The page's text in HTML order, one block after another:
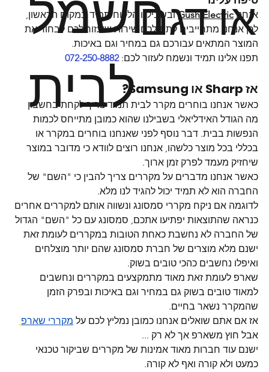
או דגם
לבית
אנחנו Gush Electric ובשבילנו הלקוח תמיד במקום הראשון,
לכן אנחנו מתחייבים לתת לכם שירות שיעזור לכם לבחור את
המוצר המתאים עבורכם גם במחיר וגם באיכות.
תפנו אלינו תמיד ונשמח לעזור לכם: 072-250-8882
אז Sharp או Samsung?
כאשר אנחנו בוחרים מקרר לבית תמיד צריך לקחת בחשבון
מה הגודל האידליאלי בשבילנו שהוא כמובן מתייחס לכמות
הנפשות בבית. דבר נוסף לפני שאנחנו בוחרים במקרר או
בכללי בכל מוצר כלשהו, אנחנו רוצים לוודא כי מדובר במוצר
שיחזיק מעמד לפרק זמן ארוך.
כאשר אנחנו מדברים על מקררים צריך להבין כי "השם" של
החברה הוא לא תמיד יכול להגיד לנו מלא.
לדוגמה אם ניקח מקררי סמסונג ונשווה אותם למקררים אחרים
כנראה שהתוצאות יפתיעו אתכם, סמסונג עם כל "השם" הגדול
של החברה לא נחשבת כאחת הטובות במקררים לעומת זאת
ישנם מלא מוצרים של חברת סמסונג שהם יותר מוצלחים
ואיפלו נחשבים כהכי טובים בשוק.
שארפ לעומת זאת מאוד מתמקצעים במקררים ונחשבים
למאוד טובים בשוק גם במחיר וגם באיכות ובפרק הזמן
שהמקרר נשאר בחיים.
אז אם אתם שואלים אנחנו כמובן נמליץ לכם על מקררי שארפ
אבל חוץ משארפ אך לא רק ...
ישנם עוד חברות מאוד אמינות של מקררים שביקור טכנאי
כמעט ולא קורה ואף לא קורה.